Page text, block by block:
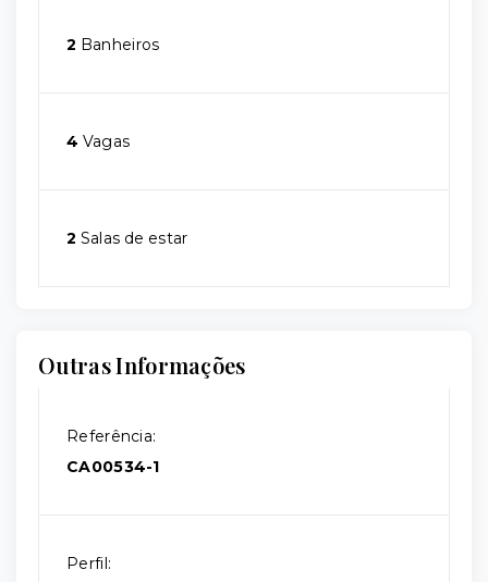
2 Banheiros
4 Vagas
2 Salas de estar
Outras Informações
Referência:
CA00534-1
Perfil: